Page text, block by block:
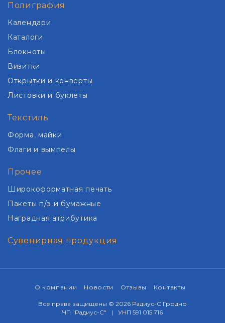
Полиграфия
Календари
Каталоги
Блокноты
Визитки
Открытки и конверты
Листовки и буклеты
Текстиль
Форма, майки
Флаги и вымпелы
Прочее
Широкоформатная печать
Пакеты п/э и бумажные
Наградная атрибутика
Сувенирная продукция
О компании Новости Отзывы Контакты
Все права защищены © 2026 Радиус-С Гродно
ЧП "Радиус-С"
УНП 591 015 716